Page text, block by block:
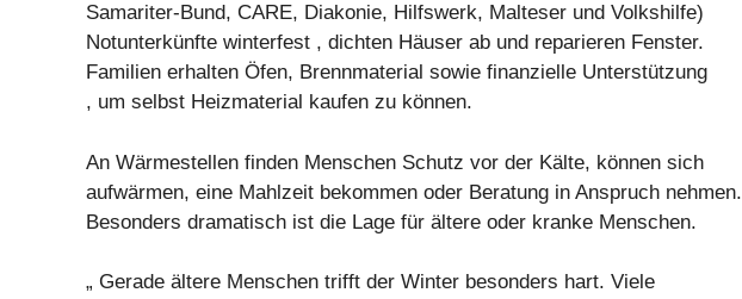
Samariter-Bund, CARE, Diakonie, Hilfswerk, Malteser und Volkshilfe)
Notunterkünfte winterfest , dichten Häuser ab und reparieren Fenster.
Familien erhalten Öfen, Brennmaterial sowie finanzielle Unterstützung
, um selbst Heizmaterial kaufen zu können.
An Wärmestellen finden Menschen Schutz vor der Kälte, können sich
aufwärmen, eine Mahlzeit bekommen oder Beratung in Anspruch nehmen.
Besonders dramatisch ist die Lage für ältere oder kranke Menschen.
„ Gerade ältere Menschen trifft der Winter besonders hart. Viele